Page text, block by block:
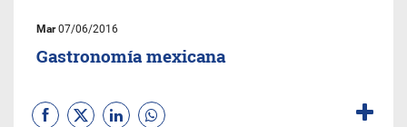
Mar07/06/2016
Gastronomía mexicana